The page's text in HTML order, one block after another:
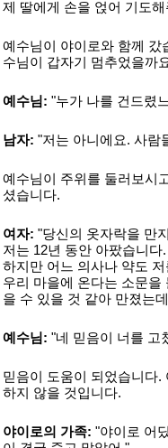
제 딸에게 손을 얹어 기도
예수님이 야이로와 함께 갔
수님이 갑자기 멈추었을까
예수님: "누가 나를 건드렸
남자: "저는 아니에요. 사람
예수님이 주위를 둘러보시
셨습니다.
여자: "당신의 옷자락을 만
저는 12년 동안 아팠습니
하지만 어느 의사나 약도
우리 마을에 온다는 소문
을 수 있을 것 같아 만졌는
예수님: "네 믿음이 너를 고
믿음이 도움이 되었습니다
하지 않을 것입니다.
야이로의 가족: "야이로 어